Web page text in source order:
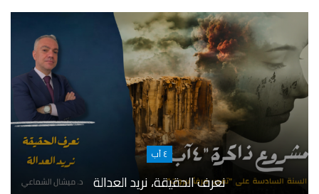
٤ آب
نعرف الحقيقة، نريد العدالة